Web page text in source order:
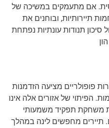
אם מתעמקים במשיכה של
תיירותיות, ובוחנים את
סיכון תנודות עונתיות נפתחת
פופולריים מציעה הזדמנות
הפיתוי של אזורים אלה אינו
משחקת תפקיד משמעותי
תיירים מחפשים לינה במהלך